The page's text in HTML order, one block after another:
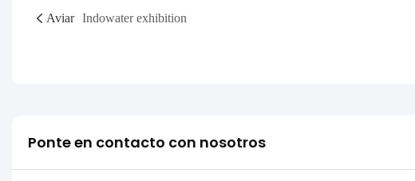
Aviar Indowater exhibition
Ponte en contacto con nosotros